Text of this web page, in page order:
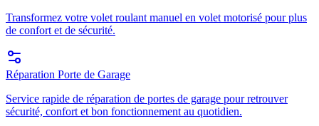
Transformez votre volet roulant manuel en volet motorisé pour plus
de confort et de sécurité.
Réparation Porte de Garage
Service rapide de réparation de portes de garage pour retrouver
sécurité, confort et bon fonctionnement au quotidien.